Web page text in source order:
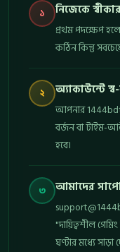
১ নিজেকে
প্রথম পদক্ষেপ
কঠিন কিন্তু
২ অ্যাকাউন্টে
আপনার 1444bdt
বর্জন বা টাইম-
হবে।
৩ আমাদের
"দায়িত্বশীল
ঘণ্টার মধ্যে সাড়া